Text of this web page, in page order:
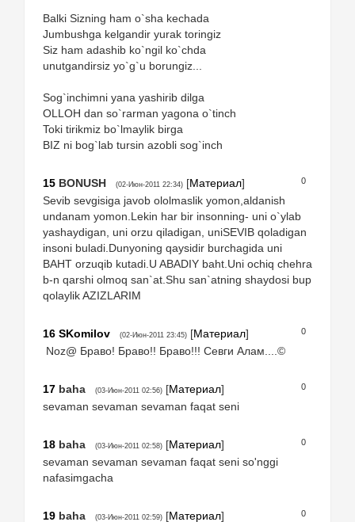
Balki Sizning ham o`sha kechada
Jumbushga kelgandir yurak toringiz
Siz ham adashib ko`ngil ko`chda
unutgandirsiz yo`g`u borungiz...
Sog`inchimni yana yashirib dilga
OLLOH dan so`rarman yagona o`tinch
Toki tirikmiz bo`lmaylik birga
BIZ ni bog`lab tursin azobli sog`inch
0
15 BONUSH (02-Июн-2011 22:34) [Материал]
Sevib sevgisiga javob ololmaslik yomon,aldanish
undanam yomon.Lekin har bir insonning- uni o`ylab
yashaydigan, uni orzu qiladigan, uniSEVIB qoladigan
insoni buladi.Dunyoning qaysidir burchagida uni
BAHT orzuqib kutadi.U ABADIY baht.Uni ochiq chehra
b-n qarshi olmoq san`at.Shu san`atning shaydosi bup
qolaylik AZIZLARIM
0
16 SKomilov (02-Июн-2011 23:45) [Материал]
Noz@ Браво! Браво!! Браво!!! Севги Алам....©
0
17 baha (03-Июн-2011 02:56) [Материал]
sevaman sevaman sevaman faqat seni
0
18 baha (03-Июн-2011 02:58) [Материал]
sevaman sevaman sevaman faqat seni so'nggi
nafasimgacha
0
19 baha (03-Июн-2011 02:59) [Материал]